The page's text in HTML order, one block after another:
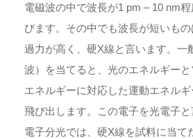
電磁波の中で波長が1 pm – 10 nm
びます。その中でも波長が短いも
過力が高く、硬X線と言います。一
波）を当てると、光のエネルギー
エネルギーに対応した運動エネル
飛び出します。この電子を光電子
電子分光では、硬X線を試料に当て